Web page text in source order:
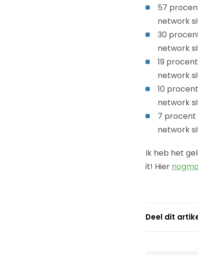
57
network
30
network
19
network
10
network
7 procent
network
Ik heb het
it! Hier
Deel dit